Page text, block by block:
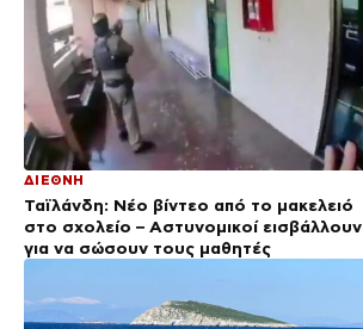
ΔΙΕΘΝΗ
Ταϊλάνδη: Νέο βίντεο από το μακελειό
στο σχολείο – Αστυνομικοί εισβάλλουν
για να σώσουν τους μαθητές